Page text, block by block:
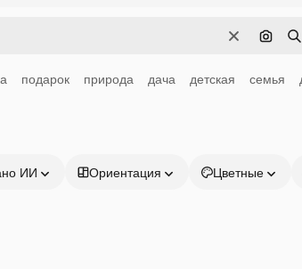
Очистить
подарок природа дача детская семья
ИИ Ориентация Цветные